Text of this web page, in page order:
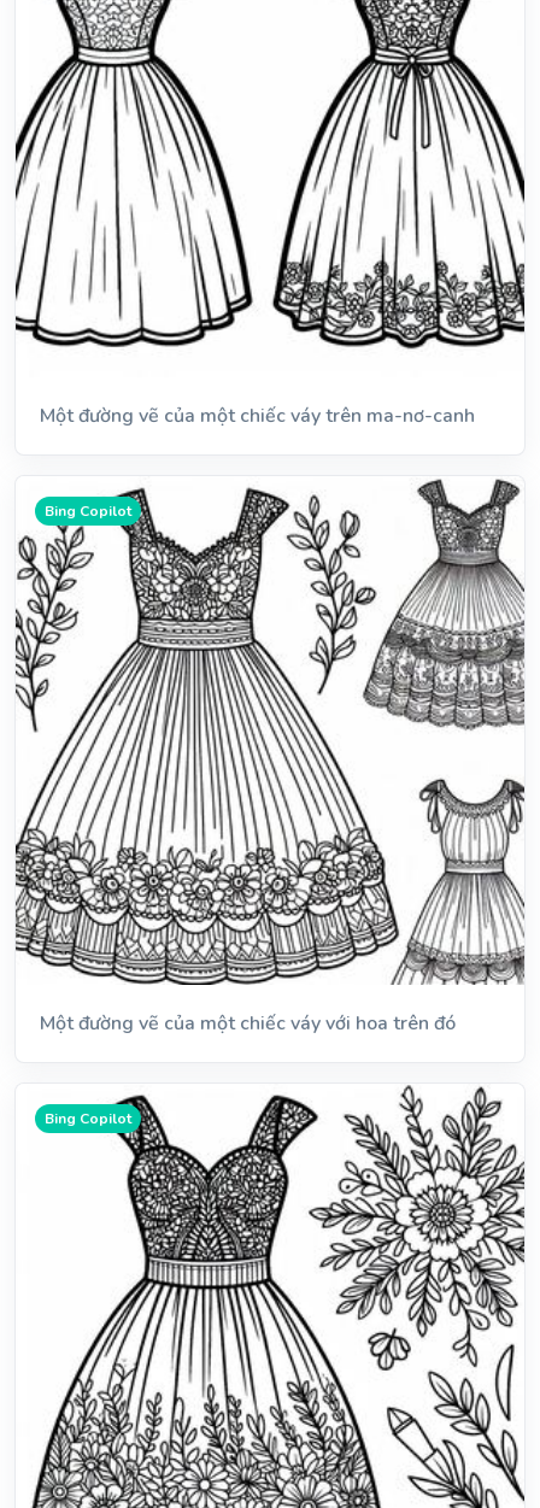
Một đường vẽ của một chiếc váy trên ma-nơ-canh
Bing Copilot
Một đường vẽ của một chiếc váy với hoa trên đó
Bing Copilot